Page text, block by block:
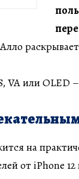
VA или OLED
на
от iPhone